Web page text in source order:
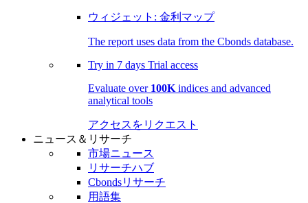
ウィジェット: 金利マップ
The report uses data from the Cbonds database.
Try in 7 days Trial access
Evaluate over 100K indices and advanced
analytical tools
アクセスをリクエスト
ニュース＆リサーチ
市場ニュース
リサーチハブ
Cbondsリサーチ
用語集